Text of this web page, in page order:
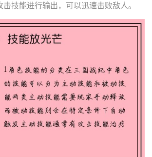
技能进行输出，可以迅速击败敌人。